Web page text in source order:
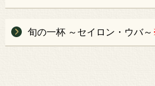
旬の一杯 ～セイロン・ウバ～